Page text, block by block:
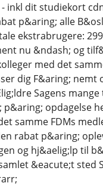
inkl dit studiekort
p&aring; alle
ekstrabrugere:
nu &ndash; og
med det
dig F&aring; nemt
Sagens
opdagelse
samme FDMs
rabat p&aring;
og hj&aelig;lp til
&eacute;t sted